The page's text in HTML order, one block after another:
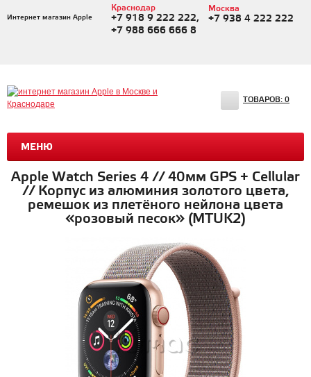
Интернет магазин Apple
Краснодар
+7 918 9 222 222,
+7 988 666 666 8
Москва
+7 938 4 222 222
МЕНЮ
ТОВАРОВ: 0
Apple Watch Series 4 // 40мм GPS + Cellular
// Корпус из алюминия золотого цвета,
ремешок из плетёного нейлона цвета
«розовый песок» (MTUK2)